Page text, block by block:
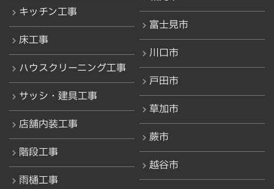
キッチン工事
床工事
ハウスクリーニング工事
サッシ・建具工事
店舗内装工事
階段工事
雨樋工事
富士見市
川口市
戸田市
草加市
蕨市
越谷市